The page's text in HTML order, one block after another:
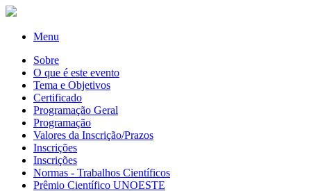
Menu
Sobre
O que é este evento
Tema e Objetivos
Certificado
Programação Geral
Programação
Valores da Inscrição/Prazos
Inscrições
Inscrições
Normas - Trabalhos Científicos
Prêmio Científico UNOESTE